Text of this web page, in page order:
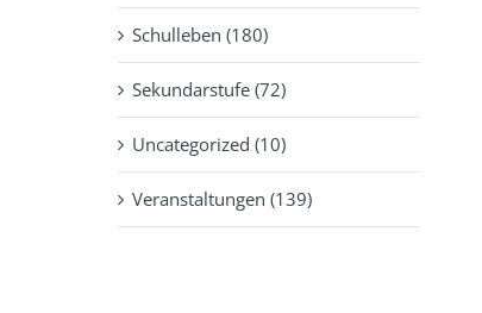
Schulleben (180)
Sekundarstufe (72)
Uncategorized (10)
Veranstaltungen (139)